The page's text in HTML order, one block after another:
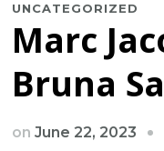
UNCATEGORIZED
Marc
Bruna
onJune 22, 2023